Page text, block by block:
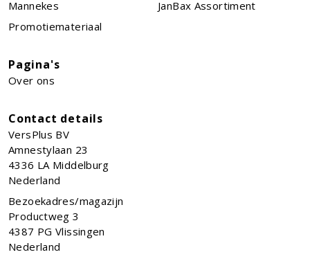
Mannekes
JanBax Assortiment
Promotiemateriaal
Pagina's
Over ons
Contact details
VersPlus BV
Amnestylaan 23
4336 LA Middelburg
Nederland
Bezoekadres/magazijn
Productweg 3
4387 PG Vlissingen
Nederland